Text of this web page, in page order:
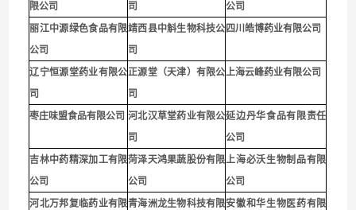
限公司
司
公司
丽江中源绿色食品有限
公司
靖西县中斛生物科技公
司
四川皓博药业有限公司
辽宁恒源堂药业有限公
司
正源堂（天津）有限公
司
上海云峰药业有限公司
枣庄味盟食品有限公司 河北汉草堂药业有限公
司
延边丹华食品有限责任
公司
吉林中药精深加工有限
公司
菏泽天鸿果蔬股份有限
公司
上海必沃生物制品有限
公司
河北万邦复临药业有限青海洲龙生物科技有限安徽和华生物医药有限